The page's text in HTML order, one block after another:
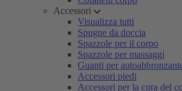
Accessori
Visualizza tutti
Spugne da doccia
Spazzole per il corpo
Spazzole per massaggi
Guanti per
Accessori piedi
Accessori per la cura del